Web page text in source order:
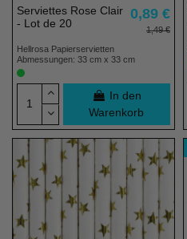
Serviettes Rose Clair
- Lot de 20
0,89 €
1,49 €
Hellrosa Papierservietten
Abmessungen: 33 cm x 33 cm
In den
Warenkorb